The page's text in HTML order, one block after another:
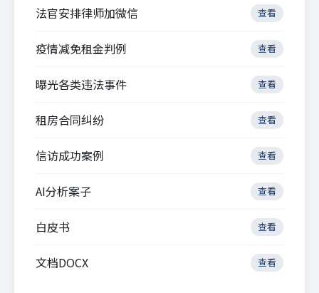
法官安排律师加微信 查看
疫情减免租金判例 查看
曝光各类违法事件 查看
租房合同纠纷 查看
信访成功案例 查看
AI分析案子 查看
白皮书 查看
文档DOCX 查看